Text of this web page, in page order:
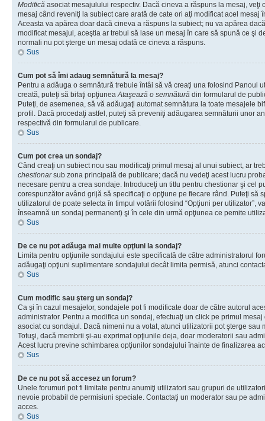
Modifică asociat mesajulului respectiv. Dacă cineva a răspuns la mesaj, veţi
mesaj când reveniţi la subiect care arată de cate ori aţi modificat acel mesaj
Aceasta va apărea doar dacă cineva a răspuns la subiect; nu va apărea
modificat mesajul, aceştia ar trebui să lase un mesaj în care să spună ce şi
normali nu pot şterge un mesaj odată ce cineva a răspuns.
Sus
Cum pot să îmi adaug semnătură la mesaj?
Pentru a adăuga o semnătură trebuie întâi să vă creaţi una folosind Panoul
creată, puteţi să bifaţi opţiuneaAtaşează o semnătură din formularul de
Puteţi, de asemenea, să vă adăugaţi automat semnătura la toate mesajele
profil. Dacă procedaţi astfel, puteţi să preveniţi adăugarea semnăturii unor
respectivă din formularul de publicare.
Sus
Cum pot crea un sondaj?
Când creaţi un subiect nou sau modificaţi primul mesaj al unui subiect, ar
chestionarsub zona principală de publicare; dacă nu vedeţi acest lucru
necesare pentru a crea sondaje. Introduceţi un titlu pentru chestionar şi cel
corespunzător având grijă să specificaţi o opţiune pe fiecare rând. Puteţi să
utilizatorul de poate selecta în timpul votării folosind “Opţiuni per utilizator”,
înseamnă un sondaj permanent) şi în cele din urmă opţiunea ce pemite
Sus
De ce nu pot adăuga mai multe opţiuni la sondaj?
Limita pentru opţiunile sondajului este specificată de către administratorul
adăugaţi opţiuni suplimentare sondajului decât limita permisă, atunci
Sus
Cum modific sau şterg un sondaj?
Ca şi în cazul mesajelor, sondajele pot fi modificate doar de către autorul
administrator. Pentru a modifica un sondaj, efectuaţi un click pe primul
asociat cu sondajul. Dacă nimeni nu a votat, atunci utilizatorii pot şterge
Totuşi, dacă membrii şi-au exprimat opţiunile deja, doar moderatorii sau
Acest lucru previne schimbarea opţiunilor sondajului înainte de finalizarea
Sus
De ce nu pot să accesez un forum?
Unele forumuri pot fi limitate pentru anumiţi utilizatori sau grupuri de
nevoie probabil de permisiuni speciale. Contactaţi un moderator sau pe
acces.
Sus